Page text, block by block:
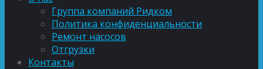
Группа компаний Ридком
Политика конфиденциальности
Ремонт насосов
Отгрузки
Контакты